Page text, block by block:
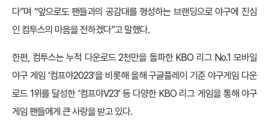
다”며 “앞으로도 팬들과의 공감대를 형성하는 브랜딩으로 야구에 진심
인 컴투스의 마음을 전하겠다”고 말했다.
한편, 컴투스는 누적 다운로드 2천만을 돌파한 KBO 리그 No.1 모바일
야구 게임 ‘컴프야2023’을 비롯해 올해 구글플레이 기준 야구게임 다운
로드 1위를 달성한 ‘컴프야V23’ 등 다양한 KBO 리그 게임을 통해 야구
게임 팬들에게 큰 사랑을 받고 있다.